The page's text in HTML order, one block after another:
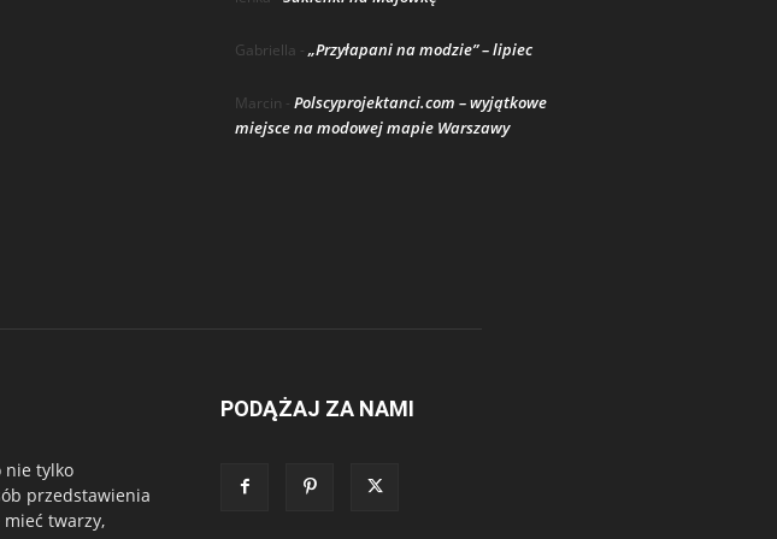
Gabriella - „Przyłapani na modzie” – lipiec
Marcin - Polscyprojektanci.com – wyjątkowe
miejsce na modowej mapie Warszawy
nie tylko
przedstawienia
twarzy,
PODĄŻAJ ZA NAMI